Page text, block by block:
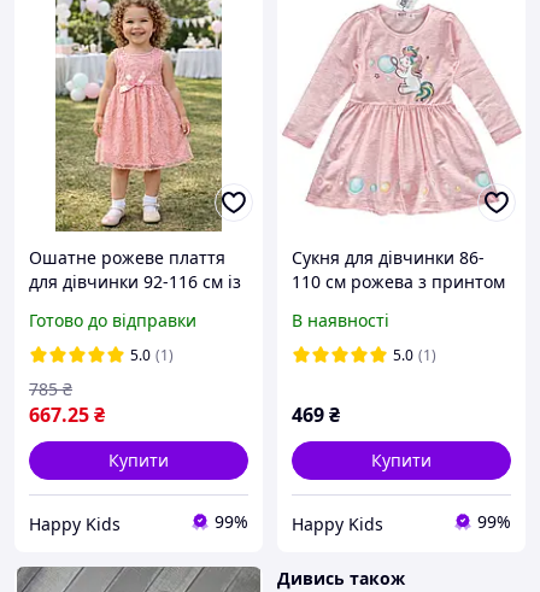
Ошатне рожеве плаття
для дівчинки 92-116 см із
спинці Туреччина
Готово до відправки
5.0 (1)
667.25₴
785 ₴
Купити
Happy Kids 99%
Сукня для дівчинки 86-
110 см рожева з принтом
В наявності
5.0 (1)
469₴
Купити
Happy Kids 99%
Дивись також